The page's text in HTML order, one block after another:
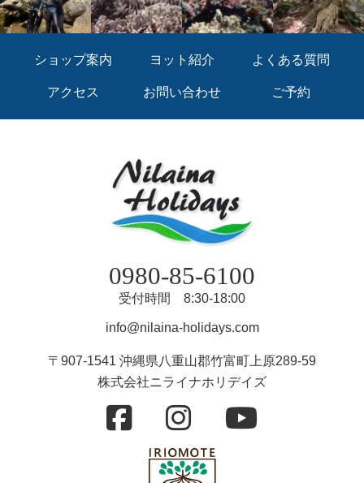
ショップ案内 ヨット紹介 よくある質問
アクセス お問い合わせ ご予約
0980-85-6100
受付時間 8:30-18:00
info@nilaina-holidays.com
〒907-1541 沖縄県八重山郡竹富町上原289-59
株式会社ニライナホリデイズ